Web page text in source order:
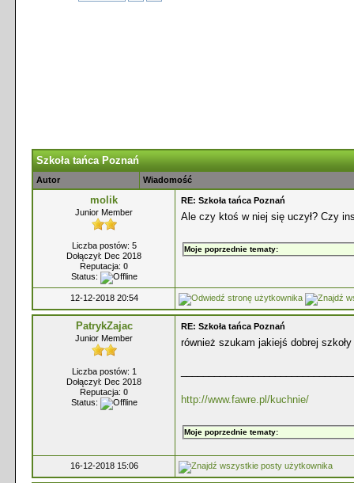
Szkoła tańca Poznań
Autor Wiadomość
molik
Junior Member
Liczba postów: 5
Dołączył: Dec 2018
Reputacja: 0
Status:
RE: Szkoła tańca Poznań
Ale czy ktoś w niej się uczył? Czy
Moje poprzednie tematy:
12-12-2018 20:54
PatrykZajac
Junior Member
Liczba postów: 1
Dołączył: Dec 2018
Reputacja: 0
Status:
RE: Szkoła tańca Poznań
również szukam jakiejś dobrej
http://www.fawre.pl/kuchnie/
Moje poprzednie tematy:
16-12-2018 15:06